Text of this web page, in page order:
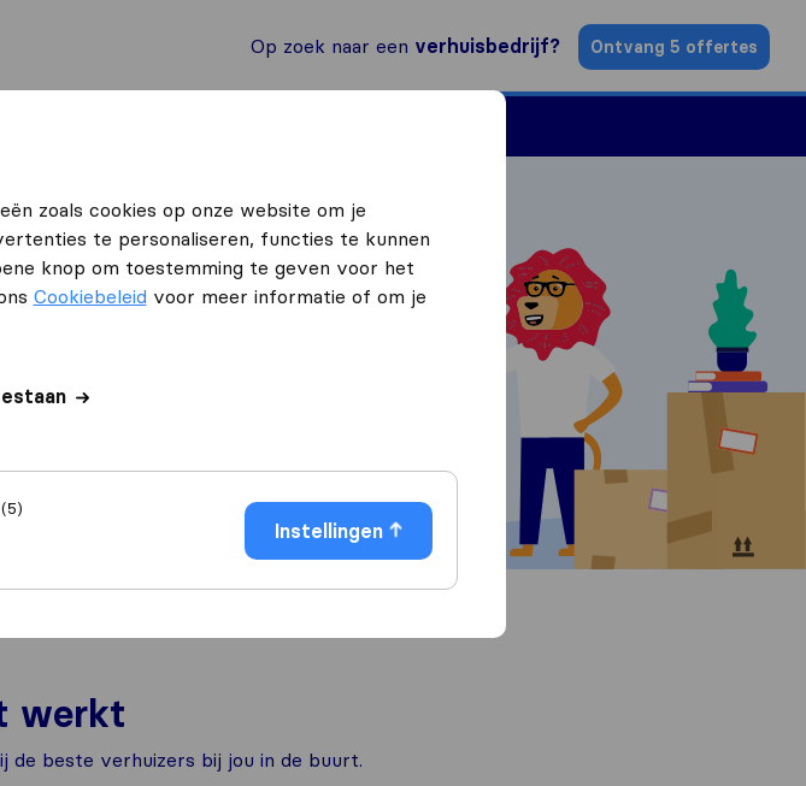
Op zoek naar een verhuisbedrijf? Ontvang 5 offertes
werkt
beste verhuizers bij jou in de buurt.
zoals cookies op onze website om je
te personaliseren, functies te kunnen
knop om toestemming te geven voor het
Cookiebeleid voor meer informatie of om je
Instellingen